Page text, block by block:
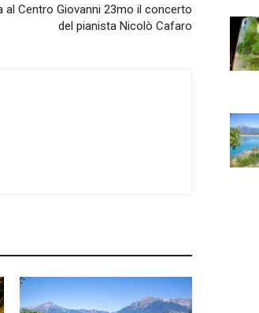
al Centro Giovanni 23mo il concerto
del pianista Nicolò Cafaro